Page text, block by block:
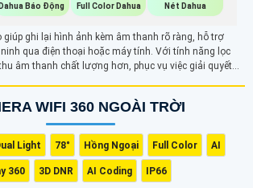
Dahua Báo Động
Full Color Dahua
Nét Dahua
giúp ghi lại hình ảnh kèm âm thanh rõ ràng, hỗ trợ
qua điện thoại hoặc máy tính. Với tính năng lọc
âm thanh chất lượng hơn, phục vụ việc giải quyết
ở.
WIFI 360 NGOÀI TRỜI
Light 78° Hồng Ngoại Full Color AI
360 3D DNR AI Coding IP66